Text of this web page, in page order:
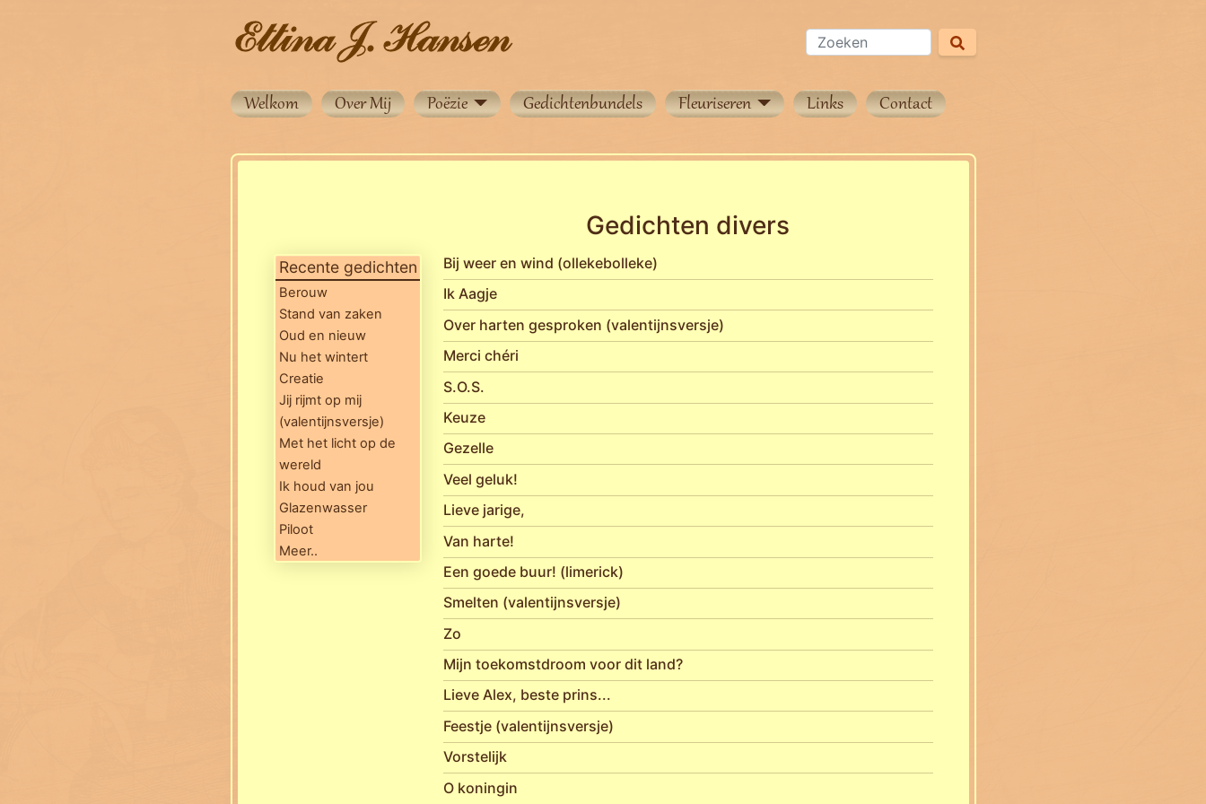
Welkom Over Mij Poëzie Gedichtenbundels Fleuriseren Links Contact
Recente gedichten
Berouw
Stand van zaken
Oud en nieuw
Nu het wintert
Creatie
Jij rijmt op mij
(valentijnsversje)
Met het licht op de
wereld
Ik houd van jou
Glazenwasser
Piloot
Meer..
Gedichten divers
Bij weer en wind (ollekebolleke)
Ik Aagje
Over harten gesproken (valentijnsversje)
Merci chéri
S.O.S.
Keuze
Gezelle
Veel geluk!
Lieve jarige,
Van harte!
Een goede buur! (limerick)
Smelten (valentijnsversje)
Zo
Mijn toekomstdroom voor dit land?
Lieve Alex, beste prins...
Feestje (valentijnsversje)
Vorstelijk
O koningin